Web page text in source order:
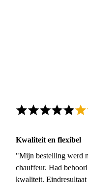
Kwaliteit en flexibel
"Mijn bestelling werd
chauffeur. Had
kwaliteit.